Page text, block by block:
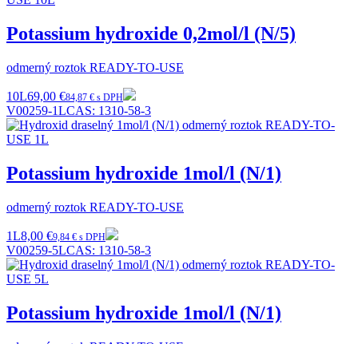
Potassium hydroxide 0,2mol/l (N/5)
odmerný roztok READY-TO-USE
10L69,00 €84,87 € s DPH
V00259-1LCAS: 1310-58-3
Potassium hydroxide 1mol/l (N/1)
odmerný roztok READY-TO-USE
1L8,00 €9,84 € s DPH
V00259-5LCAS: 1310-58-3
Potassium hydroxide 1mol/l (N/1)